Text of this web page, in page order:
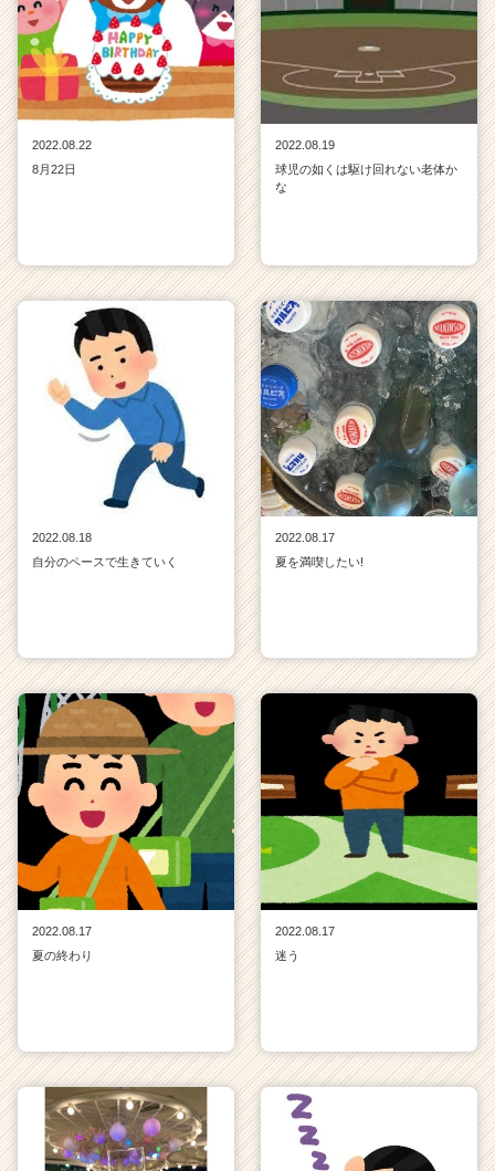
2022.08.22
8月22日
2022.08.19
球児の如くは駆け回れない老体か
な
2022.08.18
自分のペースで生きていく
2022.08.17
夏を満喫したい!
2022.08.17
夏の終わり
2022.08.17
迷う